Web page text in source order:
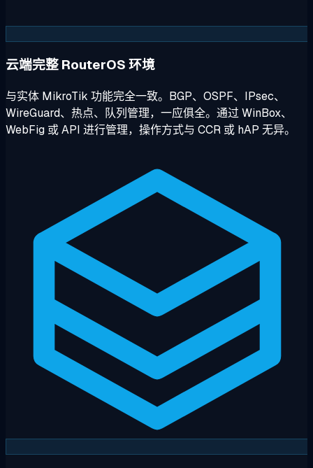
云端完整 RouterOS 环境
与实体 MikroTik 功能完全一致。BGP、OSPF、IPsec、
WireGuard、热点、队列管理，一应俱全。通过 WinBox、
WebFig 或 API 进行管理，操作方式与 CCR 或 hAP 无异。